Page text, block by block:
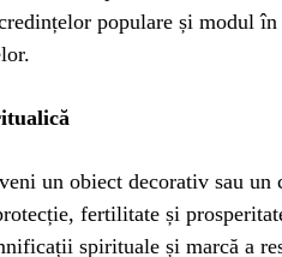
populare și modul
un obiect decorativ sau
fertilitate și
spirituale și marcă a